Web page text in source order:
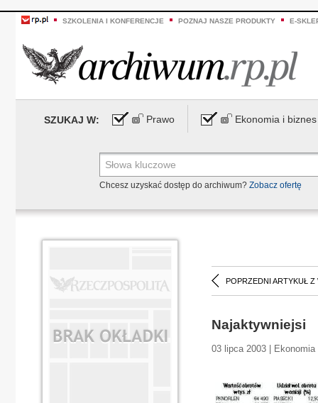
SZKOLENIA I KONFERENCJE POZNAJ NASZE PRODUKTY E-
SZUKAJ W: Prawo Ekonomia i biznes
Chcesz uzyskać dostęp do archiwum? Zobacz ofertę
POPRZEDNI ARTYKUŁ Z
Najaktywniejsi
03 lipca 2003 | Ekonomia